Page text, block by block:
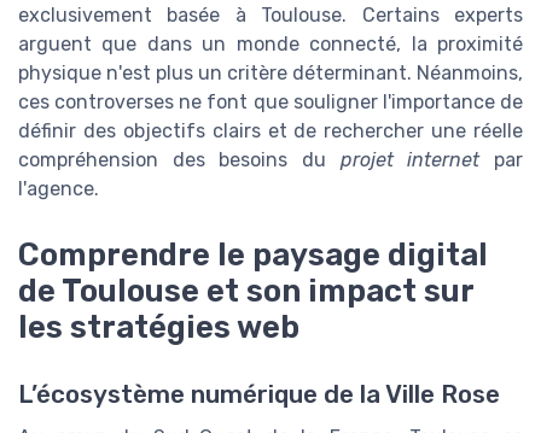
exclusivement basée à Toulouse. Certains experts
arguent que dans un monde connecté, la proximité
physique n'est plus un critère déterminant. Néanmoins,
ces controverses ne font que souligner l'importance de
définir des objectifs clairs et de rechercher une réelle
compréhension des besoins du projet internetpar
l'agence.
Comprendre le paysage digital
de Toulouse et son impact sur
les stratégies web
L’écosystème numérique de la Ville Rose